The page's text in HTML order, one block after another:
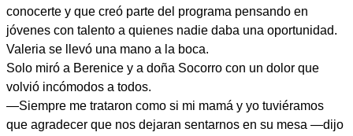
conocerte y que creó parte del programa pensando en
jóvenes con talento a quienes nadie daba una oportunidad.
Valeria se llevó una mano a la boca.
Solo miró a Berenice y a doña Socorro con un dolor que
volvió incómodos a todos.
—Siempre me trataron como si mi mamá y yo tuviéramos
que agradecer que nos dejaran sentarnos en su mesa —dijo